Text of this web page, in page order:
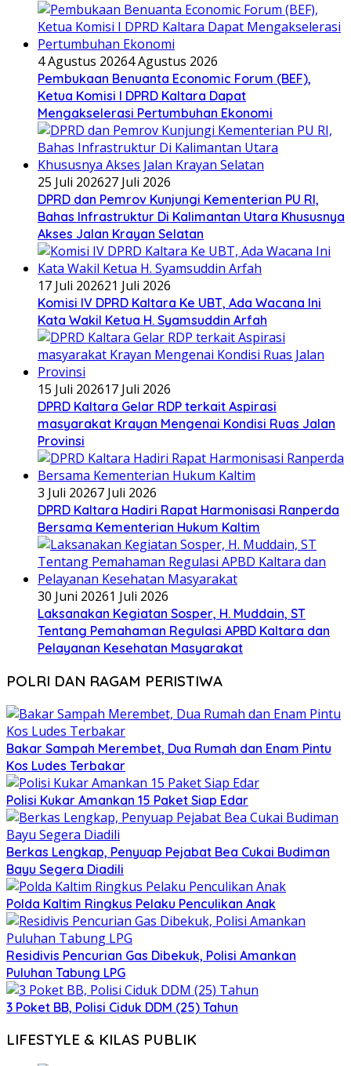
4 Agustus 20264 Agustus 2026
Pembukaan Benuanta Economic Forum (BEF),
Ketua Komisi I DPRD Kaltara Dapat
Mengakselerasi Pertumbuhan Ekonomi
25 Juli 202627 Juli 2026
DPRD dan Pemrov Kunjungi Kementerian PU RI,
Bahas Infrastruktur Di Kalimantan Utara Khususnya
Akses Jalan Krayan Selatan
17 Juli 202621 Juli 2026
Komisi IV DPRD Kaltara Ke UBT, Ada Wacana Ini
Kata Wakil Ketua H. Syamsuddin Arfah
15 Juli 202617 Juli 2026
DPRD Kaltara Gelar RDP terkait Aspirasi
masyarakat Krayan Mengenai Kondisi Ruas Jalan
Provinsi
3 Juli 20267 Juli 2026
DPRD Kaltara Hadiri Rapat Harmonisasi Ranperda
Bersama Kementerian Hukum Kaltim
30 Juni 20261 Juli 2026
Laksanakan Kegiatan Sosper, H. Muddain, ST
Tentang Pemahaman Regulasi APBD Kaltara dan
Pelayanan Kesehatan Masyarakat
POLRI DAN RAGAM PERISTIWA
Bakar Sampah Merembet, Dua Rumah dan Enam Pintu
Kos Ludes Terbakar
Polisi Kukar Amankan 15 Paket Siap Edar
Berkas Lengkap, Penyuap Pejabat Bea Cukai Budiman
Bayu Segera Diadili
Polda Kaltim Ringkus Pelaku Penculikan Anak
Residivis Pencurian Gas Dibekuk, Polisi Amankan
Puluhan Tabung LPG
3 Poket BB, Polisi Ciduk DDM (25) Tahun
LIFESTYLE & KILAS PUBLIK